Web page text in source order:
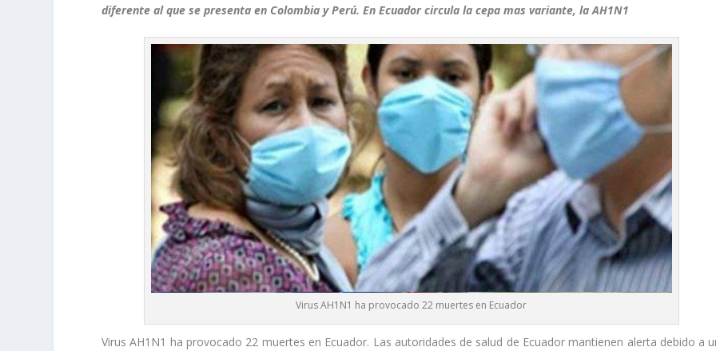
diferente al que se presenta en Colombia y Perú. En Ecuador circula la cepa mas variante, la AH1N1
Virus AH1N1 ha provocado 22 muertes en Ecuador
Virus AH1N1 ha provocado 22 muertes en Ecuador. Las autoridades de salud de Ecuador mantienen alerta debido a